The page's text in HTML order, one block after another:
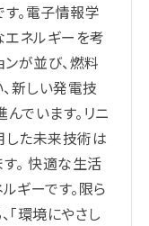
。電子情報学
エネルギーを考
ンが並び、燃料
新しい発電技
でいます。リニ
した未来技術は
。 快適な生活
ギーです。限ら
「環境にやさし